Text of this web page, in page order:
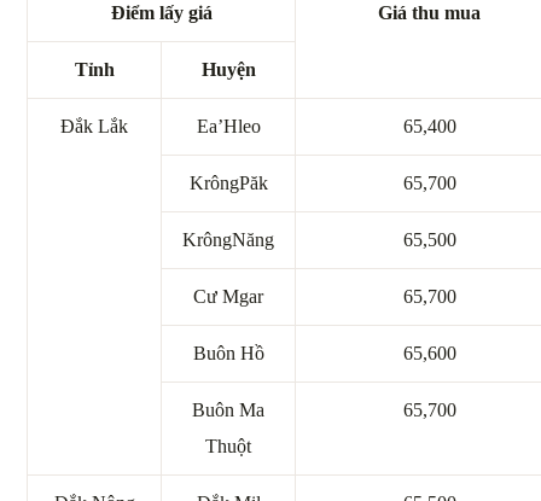
Điểm lấy giá Giá thu mua
Tỉnh Huyện
Đắk Lắk Ea’Hleo 65,400
KrôngPăk 65,700
KrôngNăng 65,500
Cư Mgar 65,700
Buôn Hồ 65,600
Buôn Ma
Thuột
65,700